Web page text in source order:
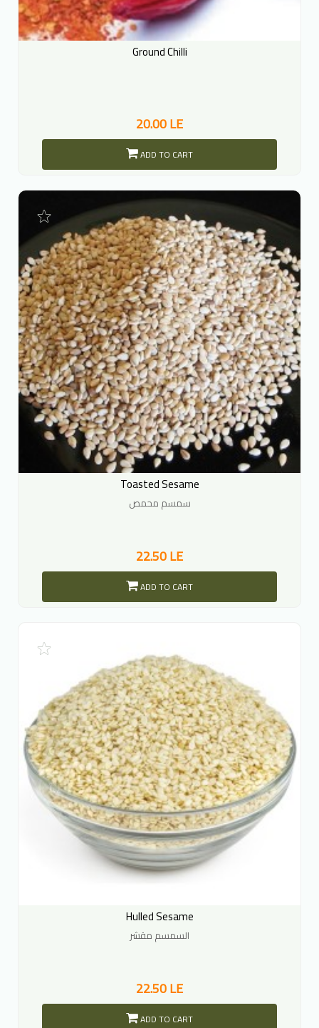
Ground Chilli
20.00 LE
ADD TO CART
Toasted Sesame
سمسم محمص
22.50 LE
ADD TO CART
Hulled Sesame
السمسم مقشر
22.50 LE
ADD TO CART